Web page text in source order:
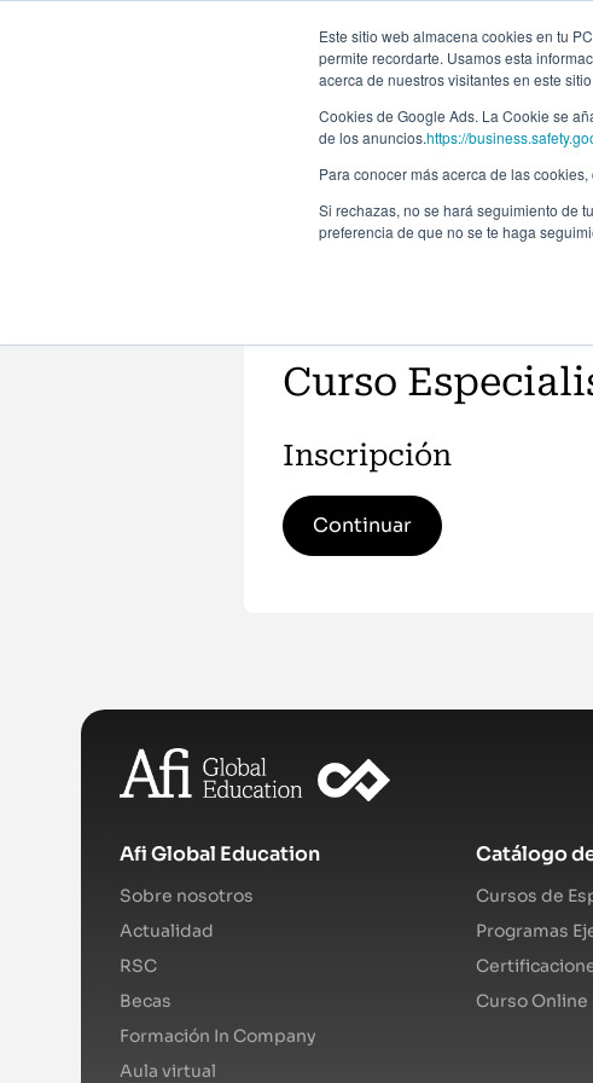
Este sitio web almacena cookies en tu
permite recordarte. Usamos esta
acerca de nuestros visitantes en este
Cookies de Google Ads. La Cookie se
de los anuncios.https://
Para conocer más acerca de las
Si rechazas, no se hará seguimiento de
preferencia de que no se te haga
Curso
Inscripción
Continuar
Afi Global Education
Sobre nosotros
Actualidad
RSC
Becas
Formación In Company
Aula virtual
Catálogo
Cursos de
Programas
Curso Online